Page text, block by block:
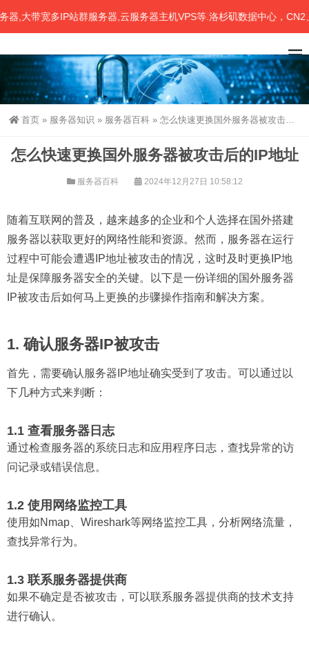
宽多IP站群服务器,云服务器主机VPS等.洛杉矶数据中心，CN2、联
首页 » 服务器知识 » 服务器百科 » 怎么快速更换国外服务器被攻击后的IP地址
怎么快速更换国外服务器被攻击后的IP地址
服务器百科 2024年12月27日 10:58:12
随着互联网的普及，越来越多的企业和个人选择在国外搭建
服务器以获取更好的网络性能和资源。然而，服务器在运行
过程中可能会遭遇IP地址被攻击的情况，这时及时更换IP地
址是保障服务器安全的关键。以下是一份详细的国外服务器
IP被攻击后如何马上更换的步骤操作指南和解决方案。
1. 确认服务器IP被攻击
首先，需要确认服务器IP地址确实受到了攻击。可以通过以
下几种方式来判断：
1.1 查看服务器日志
通过检查服务器的系统日志和应用程序日志，查找异常的访
问记录或错误信息。
1.2 使用网络监控工具
使用如Nmap、Wireshark等网络监控工具，分析网络流量，
查找异常行为。
1.3 联系服务器提供商
如果不确定是否被攻击，可以联系服务器提供商的技术支持
进行确认。